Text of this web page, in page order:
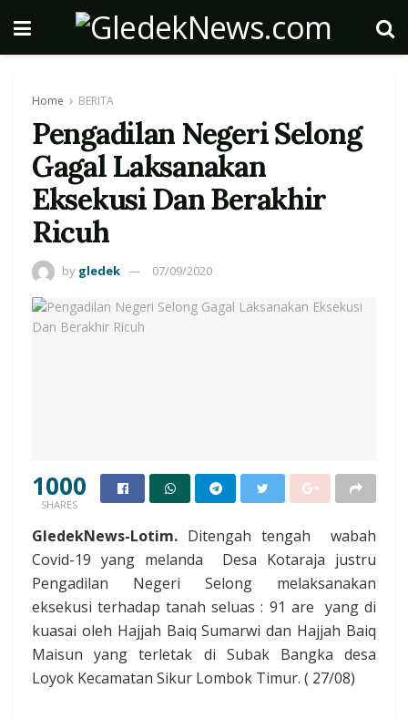
Home BERITA
Pengadilan Negeri Selong
Gagal Laksanakan
Eksekusi Dan Berakhir
Ricuh
by gledek 07/09/2020
1000
SHARES
GledekNews-Lotim. Ditengah tengah wabah
Covid-19 yang melanda Desa Kotaraja justru
Pengadilan Negeri Selong melaksanakan
eksekusi terhadap tanah seluas : 91 are yang di
kuasai oleh Hajjah Baiq Sumarwi dan Hajjah Baiq
Maisun yang terletak di Subak Bangka desa
Loyok Kecamatan Sikur Lombok Timur. ( 27/08)